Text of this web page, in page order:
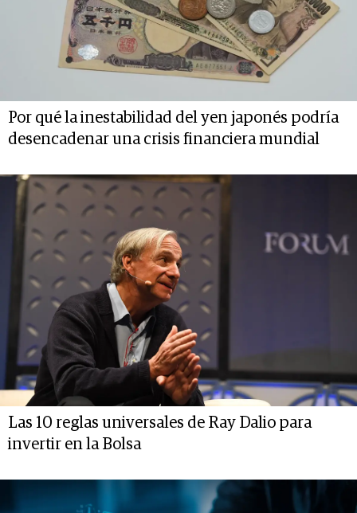
Por qué la inestabilidad del yen japonés podría
desencadenar una crisis financiera mundial
Las 10 reglas universales de Ray Dalio para
invertir en la Bolsa